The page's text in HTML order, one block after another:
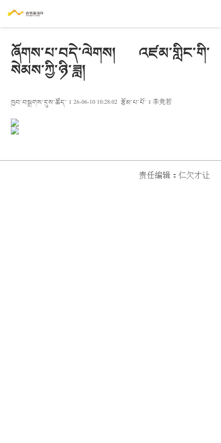
ཞོགས་པ་བདེ་ལེགས། འཛམ་གླིང་གི་
སེམས་ཀྱི་ཉི་ཟླ།
ཁྱབ་བསྒྲགས་དུས་ཚོད་：26-06-10 10:28:02 རྩོམ་པ་པོ་： 李竞若
责任编辑： 仁欠才让